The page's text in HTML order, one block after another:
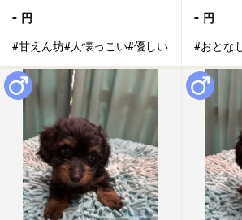
- 円
#甘えん坊#人懐っこい#優しい
- 円
#おとな